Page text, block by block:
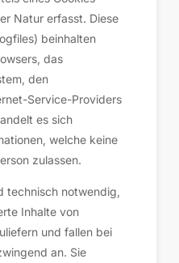
Natur erfasst. Diese
beinhalten
das
den
Service-Providers
es sich
welche keine
zulassen.
technisch notwendig,
Inhalte von
und fallen bei
an. Sie